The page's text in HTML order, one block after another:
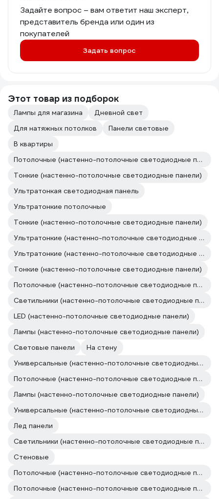
Задайте вопрос – вам ответит наш эксперт,
представитель бренда или один из
покупателей
Задать вопрос
Этот товар из подборок
Лампы для магазина
Дневной свет
Для натяжных потолков
Панели световые
В квартиры
Потолочные (настенно-потолочные светодиодные панели)
Тонкие (настенно-потолочные светодиодные панели)
Ультратонкая светодиодная панель
Ультратонкие потолочные
Тонкие (настенно-потолочные светодиодные панели)
Ультратонкие (настенно-потолочные светодиодные панели)
Ультратонкие (настенно-потолочные светодиодные панели)
Тонкие (настенно-потолочные светодиодные панели)
Потолочные (настенно-потолочные светодиодные панели)
Светильники (настенно-потолочные светодиодные панели)
LED (настенно-потолочные светодиодные панели)
Лампы (настенно-потолочные светодиодные панели)
Световые панели
На стену
Универсальные (настенно-потолочные светодиодные панели)
Потолочные (настенно-потолочные светодиодные панели)
Лампы (настенно-потолочные светодиодные панели)
Универсальные (настенно-потолочные светодиодные панели)
Лед панели
Светильники (настенно-потолочные светодиодные панели)
Стеновые
Потолочные (настенно-потолочные светодиодные панели)
Потолочные (настенно-потолочные светодиодные панели)